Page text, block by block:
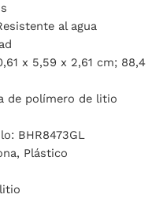
al agua
x 5,59 x 2,61 cm; 88,4
de polímero de litio
BHR8473GL
Plástico